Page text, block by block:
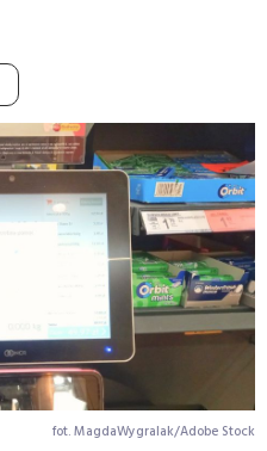
fot. MagdaWygralak/Adobe Stock